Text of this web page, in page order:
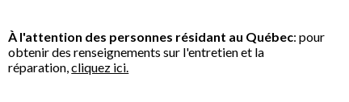
À l'attention des personnes résidant au Québec: pour
obtenir des renseignements sur l'entretien et la
réparation,cliquez ici.